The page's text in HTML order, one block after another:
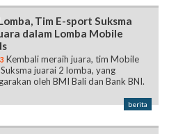
Tim E-sport Suksma
dalam Lomba Mobile
Kembali meraih juara, tim Mobile
juarai 2 lomba, yang
oleh BMI Bali dan Bank BNI.
berita